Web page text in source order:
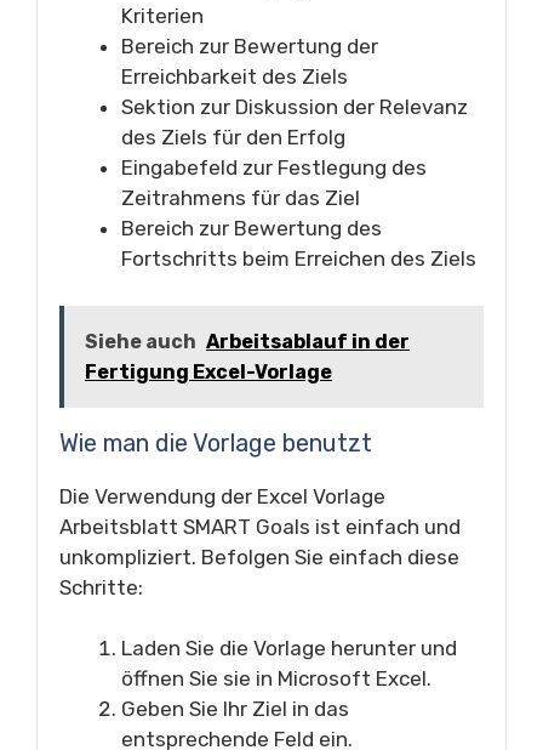
Kriterien
Bereich zur Bewertung der
Erreichbarkeit des Ziels
Sektion zur Diskussion der Relevanz
des Ziels für den Erfolg
Eingabefeld zur Festlegung des
Zeitrahmens für das Ziel
Bereich zur Bewertung des
Fortschritts beim Erreichen des Ziels
Siehe auch Arbeitsablauf in der
Fertigung Excel-Vorlage
Wie man die Vorlage benutzt
Die Verwendung der Excel Vorlage
Arbeitsblatt SMART Goals ist einfach und
unkompliziert. Befolgen Sie einfach diese
Schritte:
Laden Sie die Vorlage herunter und
öffnen Sie sie in Microsoft Excel.
Geben Sie Ihr Ziel in das
entsprechende Feld ein.